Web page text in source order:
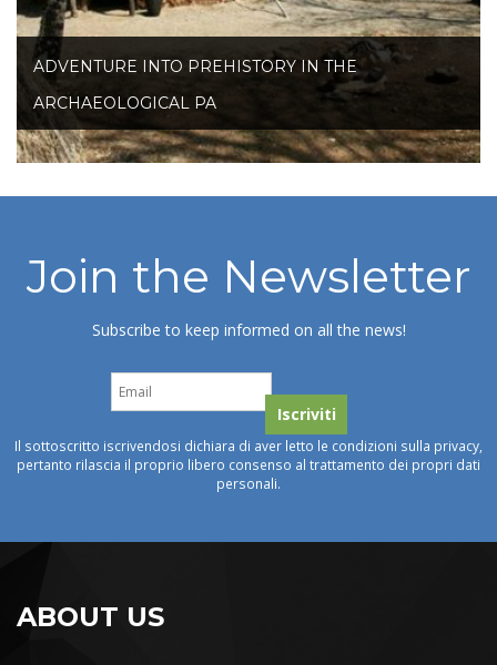
ADVENTURE INTO PREHISTORY IN THE
ARCHAEOLOGICAL PA
Join the Newsletter
Subscribe to keep informed on all the news!
Il sottoscritto iscrivendosi dichiara di aver letto le condizioni sulla privacy,
pertanto rilascia il proprio libero consenso al trattamento dei propri dati
personali.
ABOUT US